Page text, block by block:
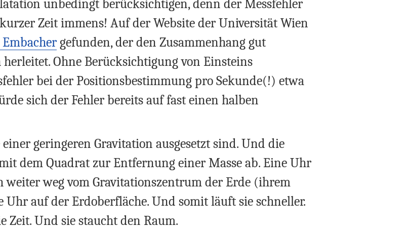
unbedingt berücksichtigen, denn der Messfehler
Zeit immens! Auf der Website der Universität Wien
gefunden, der den Zusammenhang gut
Ohne Berücksichtigung von Einsteins
bei der Positionsbestimmung pro Sekunde(!) etwa
sich der Fehler bereits auf fast einen halben
geringeren Gravitation ausgesetzt sind. Und die
dem Quadrat zur Entfernung einer Masse ab. Eine Uhr
weiter weg vom Gravitationszentrum der Erde (ihrem
auf der Erdoberfläche. Und somit läuft sie schneller.
Zeit. Und sie staucht den Raum.